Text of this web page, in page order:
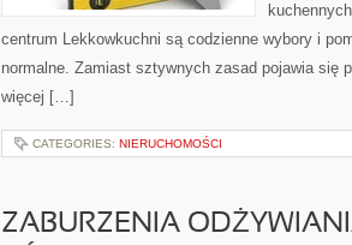
centrum Lekkowkuchni są codzienne wybory i
normalne. Zamiast sztywnych zasad pojawia się
więcej […]
CATEGORIES: NIERUCHOMOŚCI
ZABURZENIA